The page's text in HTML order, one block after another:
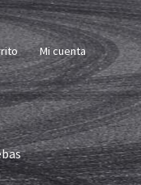
Mi cuenta